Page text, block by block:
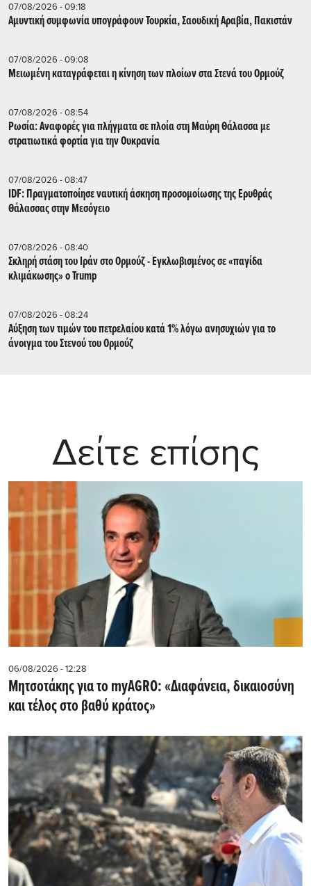
07/08/2026 - 09:18
Αμυντική συμφωνία υπογράφουν Τουρκία, Σαουδική Αραβία, Πακιστάν
07/08/2026 - 09:08
Μειωμένη καταγράφεται η κίνηση των πλοίων στα Στενά του Ορμούζ
07/08/2026 - 08:54
Ρωσία: Αναφορές για πλήγματα σε πλοία στη Μαύρη Θάλασσα με
στρατιωτικά φορτία για την Ουκρανία
07/08/2026 - 08:47
IDF: Πραγματοποίησε ναυτική άσκηση προσομοίωσης της Ερυθράς
Θάλασσας στην Μεσόγειο
07/08/2026 - 08:40
Σκληρή στάση του Ιράν στο Ορμούζ - Εγκλωβισμένος σε «παγίδα
κλιμάκωσης» ο Trump
07/08/2026 - 08:24
Αύξηση των τιμών του πετρελαίου κατά 1% λόγω ανησυχιών για το
άνοιγμα του Στενού του Ορμούζ
Δείτε επίσης
06/08/2026 - 12:28
Μητσοτάκης για το myAGRO: «Διαφάνεια, δικαιοσύνη
και τέλος στο βαθύ κράτος»